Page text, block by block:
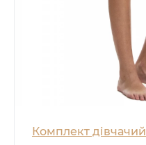
Комплект дівчачий